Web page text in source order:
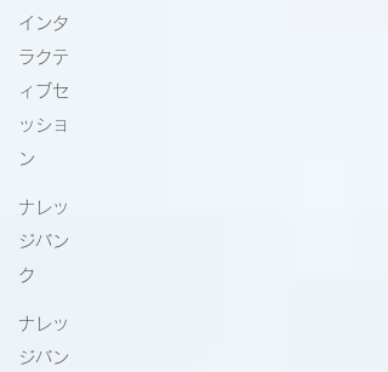
インタ
ラクテ
ィブセ
ッショ
ン
ナレッ
ジバン
ク
ナレッ
ジバン